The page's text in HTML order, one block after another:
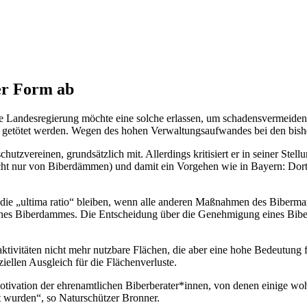
Form ab
möchte eine solche erlassen, um
werden. Wegen des hohen Verwaltungsaufwandes bei den
grundsätzlich mit. Allerdings kritisiert er in seiner
nur von Biberdämmen) und damit ein Vorgehen wie in Bayern:
„ultima ratio“ bleiben, wenn alle anderen Maßnahmen des
Biberdammes. Die Entscheidung über die Genehmigung eines
nicht mehr nutzbare Flächen, die aber eine hohe
Ausgleich für die Flächenverluste.
der ehrenamtlichen Biberberater*innen, von denen einige
so Naturschützer Bronner.